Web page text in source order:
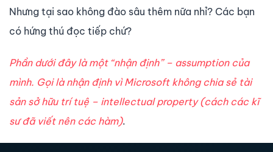
Nhưng tại sao không đào sâu thêm nữa nhỉ? Các bạn
có hứng thú đọc tiếp chứ?
Phần dưới đây là một “nhận định” – assumption của
mình. Gọi là nhận định vì Microsoft không chia sẻ tài
sản sở hữu trí tuệ – intellectual property (cách các kĩ
sư đã viết nên các hàm).